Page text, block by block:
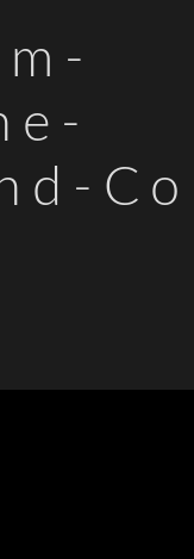
Co